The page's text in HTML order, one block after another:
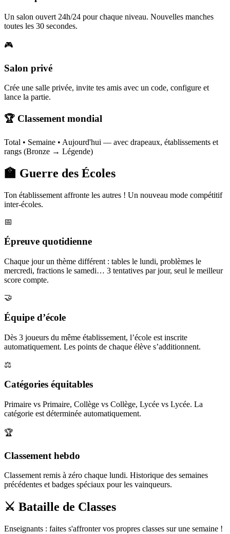
Un salon ouvert 24h/24 pour chaque niveau. Nouvelles manches
toutes les 30 secondes.
🎮
Salon privé
Crée une salle privée, invite tes amis avec un code, configure et
lance la partie.
🏆 Classement mondial
Total • Semaine • Aujourd'hui — avec drapeaux, établissements et
rangs (Bronze → Légende)
🏫 Guerre des Écoles
Ton établissement affronte les autres ! Un nouveau mode compétitif
inter-écoles.
📅
Épreuve quotidienne
Chaque jour un thème différent : tables le lundi, problèmes le
mercredi, fractions le samedi… 3 tentatives par jour, seul le meilleur
score compte.
🤝
Équipe d’école
Dès 3 joueurs du même établissement, l’école est inscrite
automatiquement. Les points de chaque élève s’additionnent.
⚖️
Catégories équitables
Primaire vs Primaire, Collège vs Collège, Lycée vs Lycée. La
catégorie est déterminée automatiquement.
🏆
Classement hebdo
Classement remis à zéro chaque lundi. Historique des semaines
précédentes et badges spéciaux pour les vainqueurs.
⚔️ Bataille de Classes
Enseignants : faites s'affronter vos propres classes sur une semaine !